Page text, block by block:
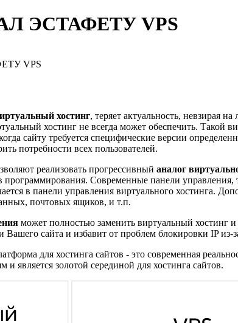
ЭСТАФЕТУ VPS
VPS
хостинг, теряет актуальность, невзирая
хостинг не всегда может обеспечить. Такой
сайту требуется специфические версии
потребности всех пользователей.
реализовать прогрессивный аналог
Современные панели
в панели управления виртуального
почтовых ящиков, и т.п.
может полностью заменить виртуальный хостинг
сайта и избавит от проблем блокировки IP из-
для хостинга сайтов - это современная
является золотой серединой для хостинга сайтов.